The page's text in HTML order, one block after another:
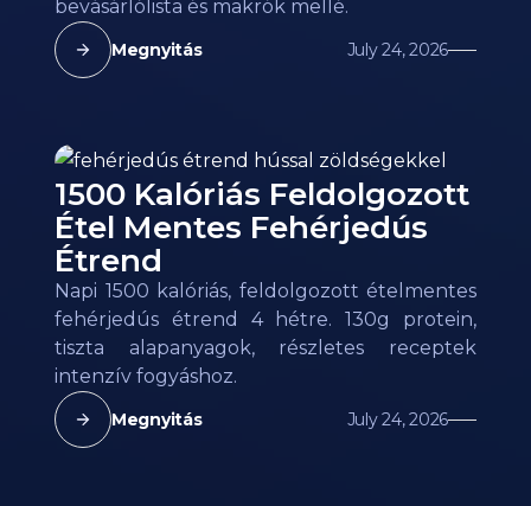
bevásárlólista és makrók mellé.
Megnyitás July 24, 2026
1500 Kalóriás Feldolgozott
Étel Mentes Fehérjedús
Étrend
Napi 1500 kalóriás, feldolgozott ételmentes
fehérjedús étrend 4 hétre. 130g protein,
tiszta alapanyagok, részletes receptek
intenzív fogyáshoz.
Megnyitás July 24, 2026